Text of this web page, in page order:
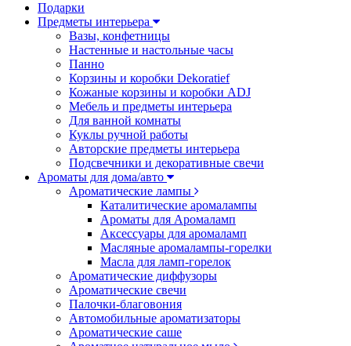
Подарки
Предметы интерьера
Вазы, конфетницы
Настенные и настольные часы
Панно
Корзины и коробки Dekoratief
Кожаные корзины и коробки ADJ
Мебель и предметы интерьера
Для ванной комнаты
Куклы ручной работы
Авторские предметы интерьера
Подсвечники и декоративные свечи
Ароматы для дома/авто
Ароматические лампы
Каталитические аромалампы
Ароматы для Аромаламп
Аксессуары для аромаламп
Масляные аромалампы-горелки
Масла для ламп-горелок
Ароматические диффузоры
Ароматические свечи
Палочки-благовония
Автомобильные ароматизаторы
Ароматические саше